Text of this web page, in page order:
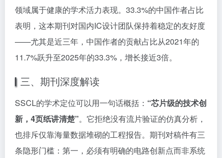
领域属于健康的学术活力表现。33.3%的中国作者占比
表明，这本期刊对国内IC设计团队保持着稳定的友好度
——尤其是近三年，中国作者的贡献占比从2021年的
11.7%跃升至2025年的33.3%，增长接近3倍。
三、期刊深度解读
SSCL的学术定位可以用一句话概括： “芯片级的技术创
新，4页纸讲清楚”。它拒绝没有流片验证的仿真分析，
也排斥仅靠海量数据堆砌的工程报告。期刊对稿件有三
条隐形门槛：第一，必须有明确的电路创新点而非系统